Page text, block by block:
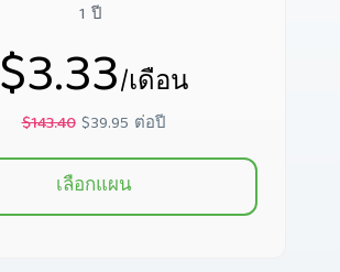
1 ปี
$3.33/เดือน
$143.40$39.95 ต่อปี
เลือกแผน